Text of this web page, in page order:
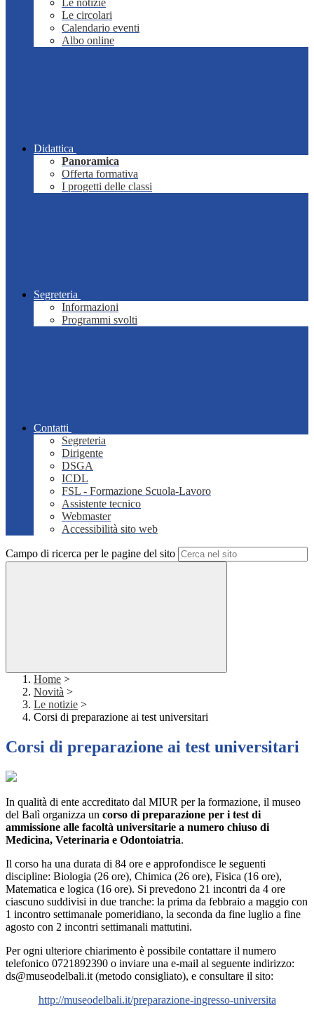
Le notizie
Le circolari
Calendario eventi
Albo online
Didattica
Panoramica
Offerta formativa
I progetti delle classi
Segreteria
Informazioni
Programmi svolti
Contatti
Segreteria
Dirigente
DSGA
ICDL
FSL - Formazione Scuola-Lavoro
Assistente tecnico
Webmaster
Accessibilità sito web
Campo di ricerca per le pagine del sito
Home >
Novità >
Le notizie >
Corsi di preparazione ai test universitari
Corsi di preparazione ai test universitari
In qualità di ente accreditato dal MIUR per la formazione, il museo
del Balì organizza un corso di preparazione per i test di
ammissione alle facoltà universitarie a numero chiuso di
Medicina, Veterinaria e Odontoiatria.
Il corso ha una durata di 84 ore e approfondisce le seguenti
discipline: Biologia (26 ore), Chimica (26 ore), Fisica (16 ore),
Matematica e logica (16 ore). Si prevedono 21 incontri da 4 ore
ciascuno suddivisi in due tranche: la prima da febbraio a maggio con
1 incontro settimanale pomeridiano, la seconda da fine luglio a fine
agosto con 2 incontri settimanali mattutini.
Per ogni ulteriore chiarimento è possibile contattare il numero
telefonico 0721892390 o inviare una e-mail al seguente indirizzo:
ds@museodelbali.it (metodo consigliato), e consultare il sito:
http://museodelbali.it/preparazione-ingresso-universita